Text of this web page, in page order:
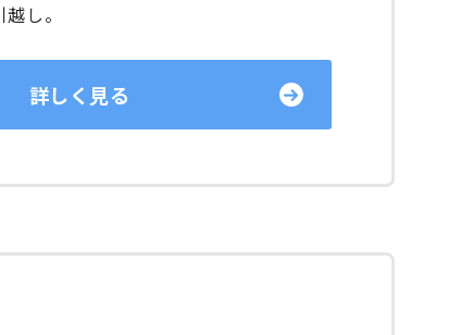
し。
詳しく見る